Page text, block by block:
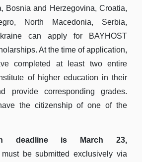
Bosnia and Herzegovina, Croatia,
North Macedonia, Serbia,
can apply for BAYHOST
At the time of application,
completed at least two entire
of higher education in their
provide corresponding grades.
the citizenship of one of the
deadline is March 23,
be submitted exclusively via